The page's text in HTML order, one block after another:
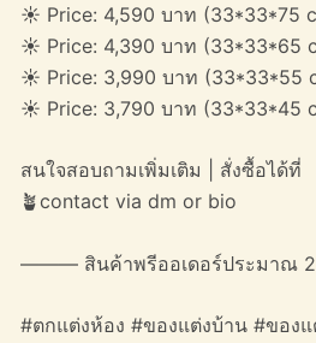
☀️ Price: 4,590 บาท (33*33*75
☀️ Price: 4,390 บาท (33*33*65
☀️ Price: 3,990 บาท (33*33*55
☀️ Price: 3,790 บาท (33*33*45
สนใจสอบถามเพิ่มเติม | สั่งซื้อได้ที่
🪴contact via dm or bio
——— สินค้าพรีออเดอร์ประมาณ
#ตกแต่งห้อง #ของแต่งบ้าน #ของ